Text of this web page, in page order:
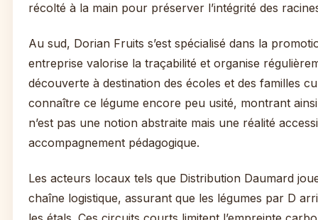
récolté à la main pour préserver l’intégrité des
Au sud, Dorian Fruits s’est spécialisé dans la
entreprise valorise la traçabilité et organise
découverte à destination des écoles et des familles
connaître ce légume encore peu usité, montrant
n’est pas une notion abstraite mais une réalité
accompagnement pédagogique.
Les acteurs locaux tels que Distribution Daumard
chaîne logistique, assurant que les légumes par D